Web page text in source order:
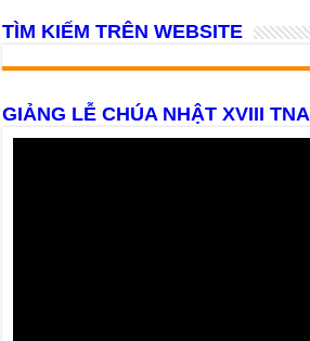
TÌM KIẾM TRÊN WEBSITE
GIẢNG LỄ CHÚA NHẬT XVIII TNA